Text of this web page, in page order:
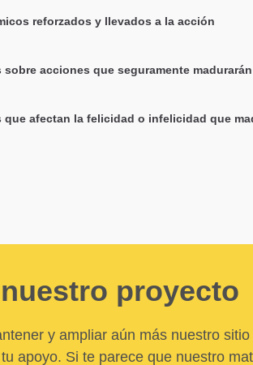
reforzados y llevados a la acción
sobre acciones que seguramente madurarán
que afectan la felicidad o infelicidad que
proyecto
y ampliar aún más nuestro
apoyo. Si te parece que nuestro